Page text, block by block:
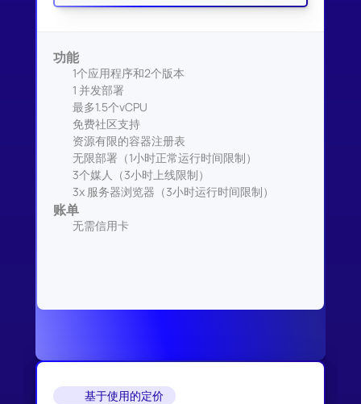
功能
1个应用程序和2个版本
1 并发部署
最多1.5个vCPU
免费社区支持
资源有限的容器注册表
无限部署（1小时正常运行时间限制）
3个媒人（3小时上线限制）
3x 服务器浏览器（3小时运行时间限制）
账单
无需信用卡
基于使用的定价